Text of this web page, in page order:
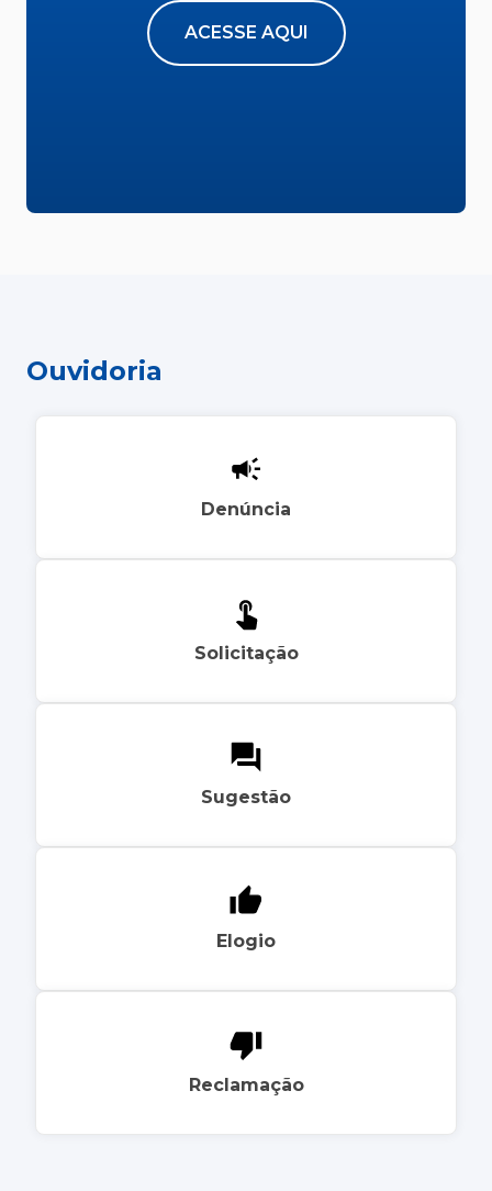
ACESSE AQUI
Ouvidoria
Denúncia
Solicitação
Sugestão
Elogio
Reclamação